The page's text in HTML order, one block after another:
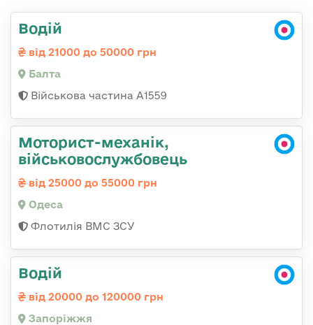
Водій
від 21000 до 50000 грн
Балта
Військова частина А1559
Моторист-механік,
військовослужбовець
від 25000 до 55000 грн
Одеса
Флотилія ВМС ЗСУ
Водій
від 20000 до 120000 грн
Запоріжжя